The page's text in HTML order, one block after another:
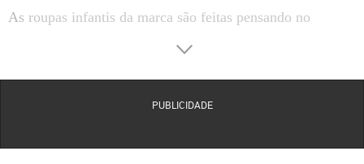
As roupas infantis da marca são feitas pensando no
conforto e qualidade de vida das crianças. São sempre
Todas as roupas infantis são produzidas em todos os
PUBLICIDADE